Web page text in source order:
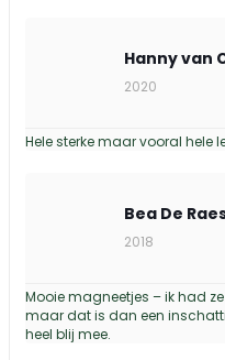
Hanny van
2020
Hele sterke maar vooral hele
Bea De
2018
Mooie magneetjes – ik had
maar dat is dan een
heel blij mee.